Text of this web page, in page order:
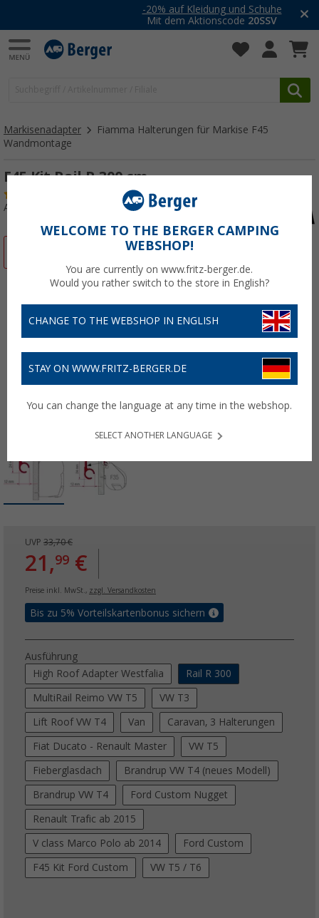
-20% auf Kleidung und Schuhe
Mit dem Aktionscode20SSV
Markisenadapter
Fiamma Halterungen für Markise F45
Wandmontage
F45 Kit Rail R 300 cm
Art.-Nr.: 106010
UVP 33,70 €
21,99 €
Preise inkl. MwSt., zzgl. Versandkosten
Bis zu 5% Vorteilskartenbonus sichern
Ausführung
High Roof Adapter Westfalia
Rail R 300
MultiRail Reimo VW T5 VW T3
Lift Roof VW T4 Van Caravan, 3 Halterungen
Fiat Ducato - Renault Master VW T5
Fieberglasdach Brandrup VW T4 (neues Modell)
Brandrup VW T4 Ford Custom Nugget
Renault Trafic ab 2015
V class Marco Polo ab 2014 Ford Custom
F45 Kit Ford Custom VW T5 / T6
WELCOME TO THE BERGER CAMPING
WEBSHOP!
You are currently on www.fritz-berger.de.
Would you rather switch to the store in English?
CHANGE TO THE WEBSHOP IN ENGLISH
STAY ON WWW.FRITZ-BERGER.DE
You can change the language at any time in the webshop.
SELECT ANOTHER LANGUAGE